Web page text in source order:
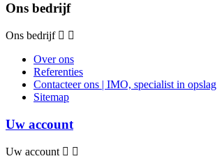
Ons bedrijf
Ons bedrijf
Over ons
Referenties
Contacteer ons | IMO, specialist in opslag
Sitemap
Uw account
Uw account